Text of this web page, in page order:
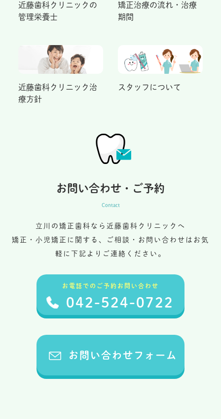
近藤歯科クリニックの
管理栄養士
矯正治療の流れ・治療
期間
近藤歯科クリニック治
療方針
スタッフについて
お問い合わせ・ご予約
Contact
立川の矯正歯科なら近藤歯科クリニックへ
矯正・小児矯正に関する、ご相談・お問い合わせはお気
軽に下記よりご連絡ください。
お電話でのご予約お問い合わせ
042-524-0722
お問い合わせフォーム